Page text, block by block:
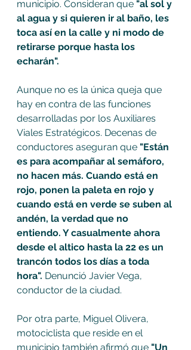
municipio. Consideran que "al sol y
al agua y si quieren ir al baño, les
toca así en la calle y ni modo de
retirarse porque hasta los
echarán".
Aunque no es la única queja que
hay en contra de las funciones
desarrolladas por los Auxiliares
Viales Estratégicos. Decenas de
conductores aseguran que "Están
es para acompañar al semáforo,
no hacen más. Cuando está en
rojo, ponen la paleta en rojo y
cuando está en verde se suben al
andén, la verdad que no
entiendo. Y casualmente ahora
desde el altico hasta la 22 es un
trancón todos los días a toda
hora". Denunció Javier Vega,
conductor de la ciudad.
Por otra parte, Miguel Olivera,
motociclista que reside en el
municipio también afirmó que "Un